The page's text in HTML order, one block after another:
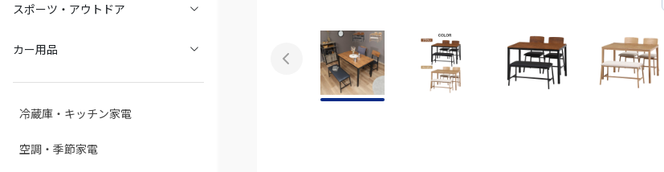
スポーツ・アウトドア
カー用品
冷蔵庫・キッチン家電
空調・季節家電